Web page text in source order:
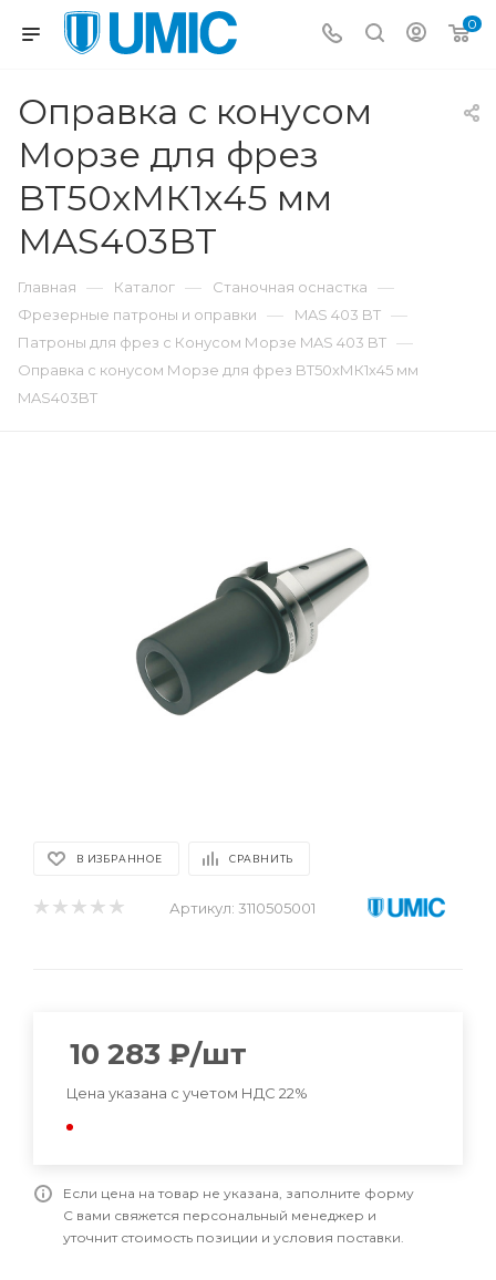
0
Оправка с конусом
Морзе для фрез
BT50xМК1х45 мм
MAS403BT
Главная — Каталог — Станочная оснастка —
Фрезерные патроны и оправки — MAS 403 BT —
Патроны для фрез с Конусом Морзе MAS 403 BT —
Оправка с конусом Морзе для фрез BT50xМК1х45 мм
MAS403BT
В ИЗБРАННОЕ СРАВНИТЬ
Артикул: 3110505001
10 283 ₽/шт
Цена указана с учетом НДС 22%
Если цена на товар не указана, заполните форму
С вами свяжется персональный менеджер и
уточнит стоимость позиции и условия поставки.